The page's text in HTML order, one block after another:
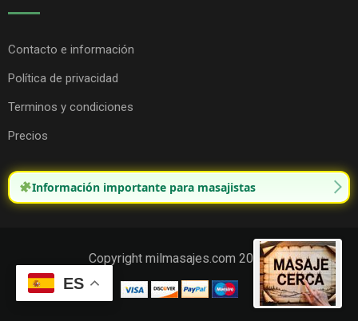
Contacto e información
Política de privacidad
Terminos y condiciones
Precios
Información importante para masajistas
Copyright milmasajes.com 2025.
ES